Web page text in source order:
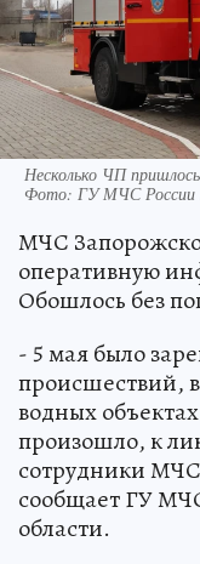
Несколько ЧП
Фото: ГУ МЧС России
МЧС
оперативную
Обошлось без
- 5 мая было
происшествий,
водных
произошло, к
сотрудники
сообщает ГУ
области.